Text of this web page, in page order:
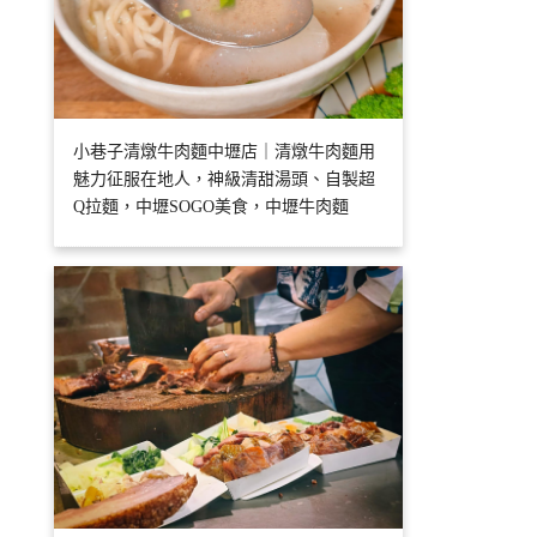
小巷子清燉牛肉麵中壢店｜清燉牛肉麵用
魅力征服在地人，神級清甜湯頭、自製超
Q拉麵，中壢SOGO美食，中壢牛肉麵